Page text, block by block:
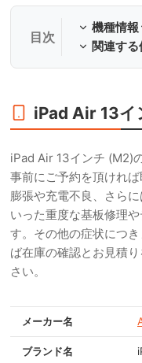
機種情報
関連す
iPad Air 13イ
iPad Air 13インチ (M2)
事前にご予約を頂けれ
膨張や充電不良、さら
いった重度な基板修理
す。その他の症状につ
ば在庫の確認とお見積
さい。
メーカー名
ブランド名